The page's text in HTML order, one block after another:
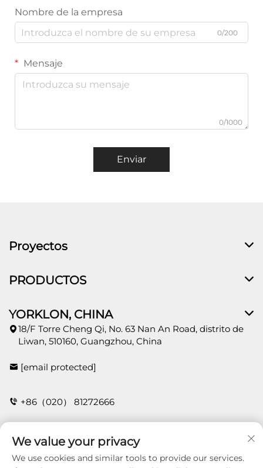
Nombre de la empresa
0/200
Mensaje
0/1000
Enviar
Proyectos
PRODUCTOS
YORKLON, CHINA
18/F Torre Cheng Qi, No. 63 Nan An Road, distrito de
Liwan, 510160, Guangzhou, China
[email protected]
+86（020） 81272666
CONTACTO
We value your privacy
We use cookies and similar tools to provide our services.